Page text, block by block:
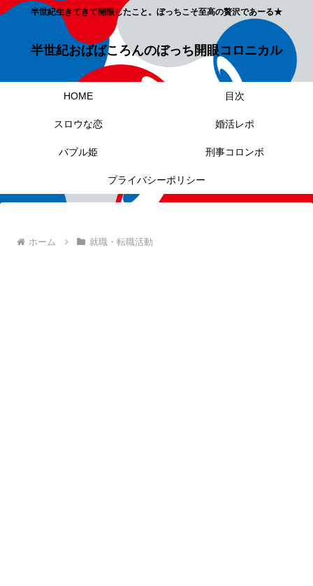
半世紀生きてきて開眼したこと。ぼっちこそ至高の贅沢であーる★
半世紀おばばころんのぼっち開眼コロニカル
HOME 目次
スロウな恋 婚活レポ
バブル姫 刑事コロンボ
プライバシーポリシー
ホーム 就職・転職活動